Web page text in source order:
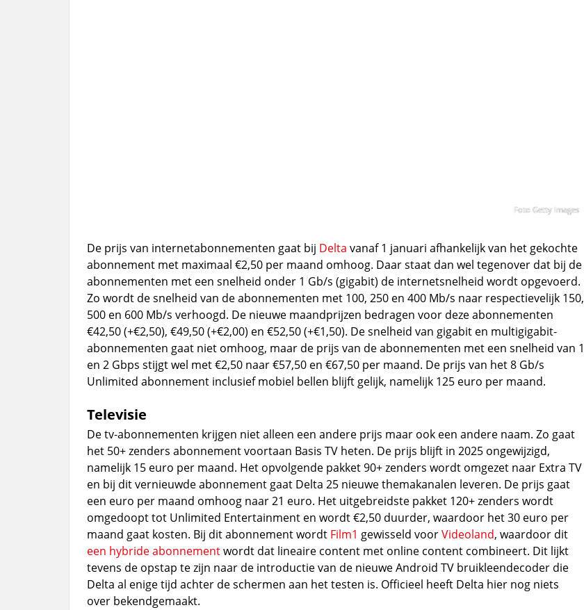
Foto Getty Images
De prijs van internetabonnementen gaat bij Delta vanaf 1 januari afhankelijk van het gekochte
abonnement met maximaal €2,50 per maand omhoog. Daar staat dan wel tegenover dat bij de
abonnementen met een snelheid onder 1 Gb/s (gigabit) de internetsnelheid wordt opgevoerd.
Zo wordt de snelheid van de abonnementen met 100, 250 en 400 Mb/s naar respectievelijk 150,
500 en 600 Mb/s verhoogd. De nieuwe maandprijzen bedragen voor deze abonnementen
€42,50 (+€2,50), €49,50 (+€2,00) en €52,50 (+€1,50). De snelheid van gigabit en multigigabit-
abonnementen gaat niet omhoog, maar de prijs van de abonnementen met een snelheid van 1
en 2 Gbps stijgt wel met €2,50 naar €57,50 en €67,50 per maand. De prijs van het 8 Gb/s
Unlimited abonnement inclusief mobiel bellen blijft gelijk, namelijk 125 euro per maand.
Televisie
De tv-abonnementen krijgen niet alleen een andere prijs maar ook een andere naam. Zo gaat
het 50+ zenders abonnement voortaan Basis TV heten. De prijs blijft in 2025 ongewijzigd,
namelijk 15 euro per maand. Het opvolgende pakket 90+ zenders wordt omgezet naar Extra TV
en bij dit vernieuwde abonnement gaat Delta 25 nieuwe themakanalen leveren. De prijs gaat
een euro per maand omhoog naar 21 euro. Het uitgebreidste pakket 120+ zenders wordt
omgedoopt tot Unlimited Entertainment en wordt €2,50 duurder, waardoor het 30 euro per
maand gaat kosten. Bij dit abonnement wordt Film1 gewisseld voorVideoland, waardoor dit
een hybride abonnementwordt dat lineaire content met online content combineert. Dit lijkt
tevens de opstap te zijn naar de introductie van de nieuwe Android TV bruikleendecoder die
Delta al enige tijd achter de schermen aan het testen is. Officieel heeft Delta hier nog niets
over bekendgemaakt.